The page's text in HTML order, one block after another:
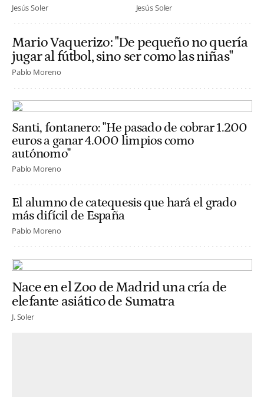
Jesús Soler Jesús Soler
Mario Vaquerizo: "De pequeño no quería
jugar al fútbol, sino ser como las niñas"
Pablo Moreno
Santi, fontanero: "He pasado de cobrar 1.200
euros a ganar 4.000 limpios como
autónomo"
Pablo Moreno
El alumno de catequesis que hará el grado
más difícil de España
Pablo Moreno
Nace en el Zoo de Madrid una cría de
elefante asiático de Sumatra
J. Soler